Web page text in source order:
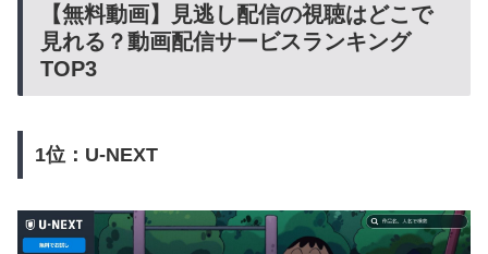
【無料動画】見逃し配信の視聴はどこで
見れる？動画配信サービスランキング
TOP3
1位：U-NEXT